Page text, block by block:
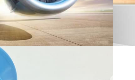
vedação.